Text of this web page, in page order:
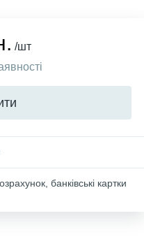
/шт
банківські картки